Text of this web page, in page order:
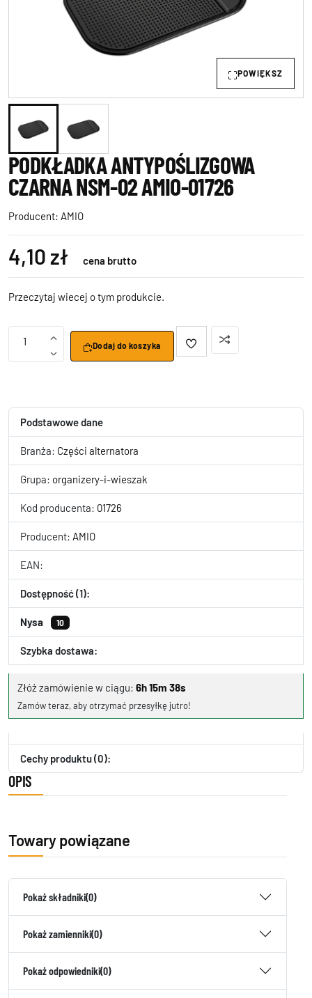
POWIĘKSZ
PODKŁADKA ANTYPOŚLIZGOWA
CZARNA NSM-02 AMIO-01726
Producent: AMIO
4,10 zł cena brutto
Przeczytaj wiecej o tym produkcie.
1 Dodaj do koszyka
Podstawowe dane
Branża: Części alternatora
Grupa: organizery-i-wieszak
Kod producenta: 01726
Producent: AMIO
EAN:
Dostępność (1):
Nysa 10
Szybka dostawa:
Złóż zamówienie w ciągu: 6h 15m 38s
Zamów teraz, aby otrzymać przesyłkę jutro!
Cechy produktu (0):
OPIS
Towary powiązane
Pokaż składniki(0)
Pokaż zamienniki(0)
Pokaż odpowiedniki(0)